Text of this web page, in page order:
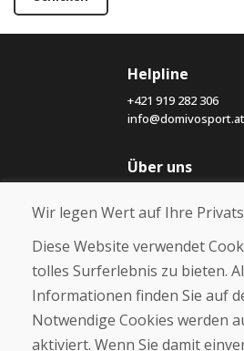
Helpline
+421 919 282 306
info@domivosport.at
Über uns
Über uns
Kontakt
Kaufen
E-Shop
Wir legen Wert auf Ihre
Diese Website verwendet
tolles Surferlebnis zu bieten.
Informationen finden Sie auf
Notwendige Cookies werden
aktiviert. Wenn Sie damit